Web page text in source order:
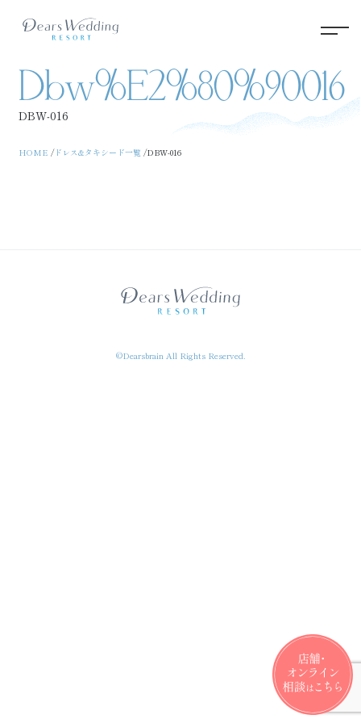
Dbw%e2%80%90016
DBW‐016
HOME ドレス&タキシード一覧 DBW‐016
©Dearsbrain All Rights Reserved.